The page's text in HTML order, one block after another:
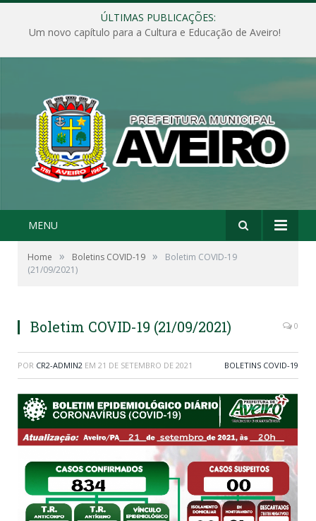
ÚLTIMAS PUBLICAÇÕES:
Um novo capítulo para a Cultura e Educação de Aveiro!
MENU
Home » Boletins COVID-19 »
Boletim COVID-19
(21/09/2021)
Boletim COVID-19 (21/09/2021) 0
POR CR2-ADMIN2 EM 21 DE SETEMBRO DE 2021 BOLETINS COVID-19